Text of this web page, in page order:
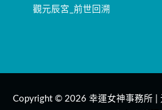
觀元辰宮_前世回溯
Copyright © 2026 幸運女神事務所 |